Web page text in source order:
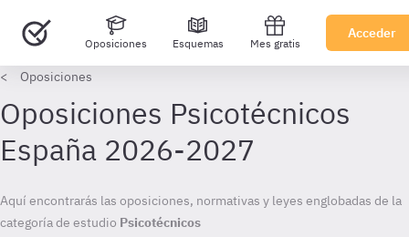
Oposiciones Esquemas Mes gratis
Acceder
Oposiciones